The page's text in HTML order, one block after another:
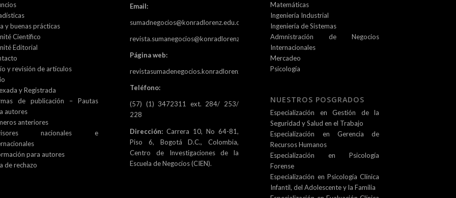
y buenas prácticas
Científico
Editorial
y revisión de artículos
y Registrada
de publicación – Pautas
autores
anteriores
nacionales e
para autores
de rechazo
Email:
sumadnegocios@konradlorenz.edu.co
revista.sumanegocios@konradlorenz.edu.co
Página web:
revistasumadenegocios.konradlorenz.edu.co
Teléfono:
(57) (1) 3472311 ext. 284/ 253/
228
Dirección: Carrera 10, No 64-81,
Piso 6, Bogotá D.C., Colombia,
Centro de Investigaciones de la
Escuela de Negocios (CIEN).
Matemáticas
Ingeniería Industrial
Ingeniería de Sistemas
Admnistración de Negocios
Internacionales
Mercadeo
Psicología
NUESTROS POSGRADOS
Especialización en Gestión de la
Seguridad y Salud en el Trabajo
Especialización en Gerencia de
Recursos Humanos
Especialización en Psicología
Forense
Especialización en Psicología Clínica
Infantil, del Adolescente y la Familia